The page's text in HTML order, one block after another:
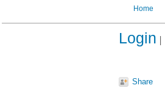
Home
Login
Share